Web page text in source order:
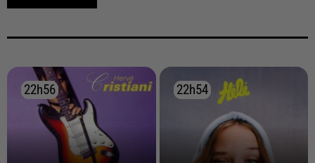
22h56
22h56 22h54
22h54